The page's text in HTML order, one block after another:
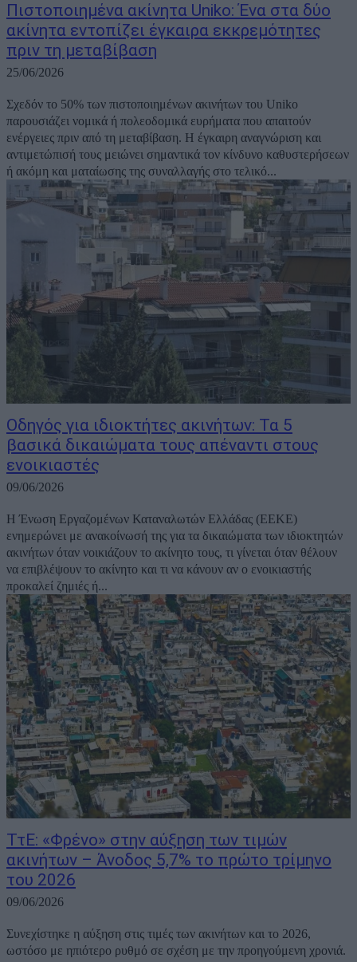
Πιστοποιημένα ακίνητα Uniko: Ένα στα δύο
ακίνητα εντοπίζει έγκαιρα εκκρεμότητες
πριν τη μεταβίβαση
25/06/2026
Σχεδόν το 50% των πιστοποιημένων ακινήτων του Uniko
παρουσιάζει νομικά ή πολεοδομικά ευρήματα που απαιτούν
ενέργειες πριν από τη μεταβίβαση. Η έγκαιρη αναγνώριση και
αντιμετώπισή τους μειώνει σημαντικά τον κίνδυνο καθυστερήσεων
ή ακόμη και ματαίωσης της συναλλαγής στο τελικό...
Οδηγός για ιδιοκτήτες ακινήτων: Τα 5
βασικά δικαιώματα τους απέναντι στους
ενοικιαστές
09/06/2026
Η Ένωση Εργαζομένων Καταναλωτών Ελλάδας (ΕΕΚΕ)
ενημερώνει με ανακοίνωσή της για τα δικαιώματα των ιδιοκτητών
ακινήτων όταν νοικιάζουν το ακίνητο τους, τι γίνεται όταν θέλουν
να επιβλέψουν το ακίνητο και τι να κάνουν αν ο ενοικιαστής
προκαλεί ζημιές ή...
ΤτΕ: «Φρένο» στην αύξηση των τιμών
ακινήτων – Άνοδος 5,7% το πρώτο τρίμηνο
του 2026
09/06/2026
Συνεχίστηκε η αύξηση στις τιμές των ακινήτων και το 2026,
ωστόσο με ηπιότερο ρυθμό σε σχέση με την προηγούμενη χρονιά.